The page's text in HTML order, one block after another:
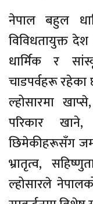
नेपाल बहुल
विविधतायुक्त
धार्मिक र
चाडपर्वहरू
ल्होसारमा
परिकार
छिमेकीहरूसँग
भ्रातृत्व,
ल्होसारले